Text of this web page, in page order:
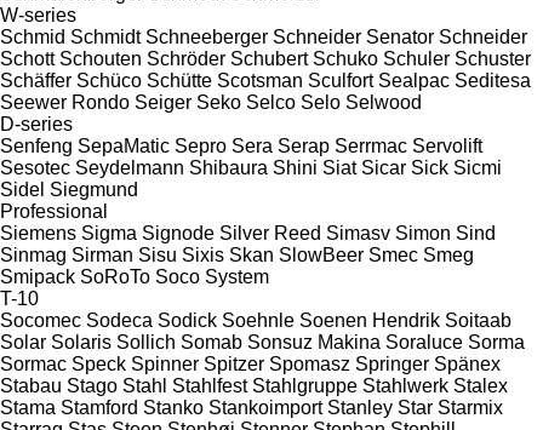
W-series
Schmid Schmidt Schneeberger Schneider Senator Schneider
Schott Schouten Schröder Schubert Schuko Schuler Schuster
Schäffer Schüco Schütte Scotsman Sculfort Sealpac Seditesa
Seewer Rondo Seiger Seko Selco Selo Selwood
D-series
Senfeng SepaMatic Sepro Sera Serap Serrmac Servolift
Sesotec Seydelmann Shibaura Shini Siat Sicar Sick Sicmi
Sidel Siegmund
Professional
Siemens Sigma Signode Silver Reed Simasv Simon Sind
Sinmag Sirman Sisu Sixis Skan SlowBeer Smec Smeg
Smipack SoRoTo Soco System
T-10
Socomec Sodeca Sodick Soehnle Soenen Hendrik Soitaab
Solar Solaris Sollich Somab Sonsuz Makina Soraluce Sorma
Sormac Speck Spinner Spitzer Spomasz Springer Spänex
Stabau Stago Stahl Stahlfest Stahlgruppe Stahlwerk Stalex
Stama Stamford Stanko Stankoimport Stanley Star Starmix